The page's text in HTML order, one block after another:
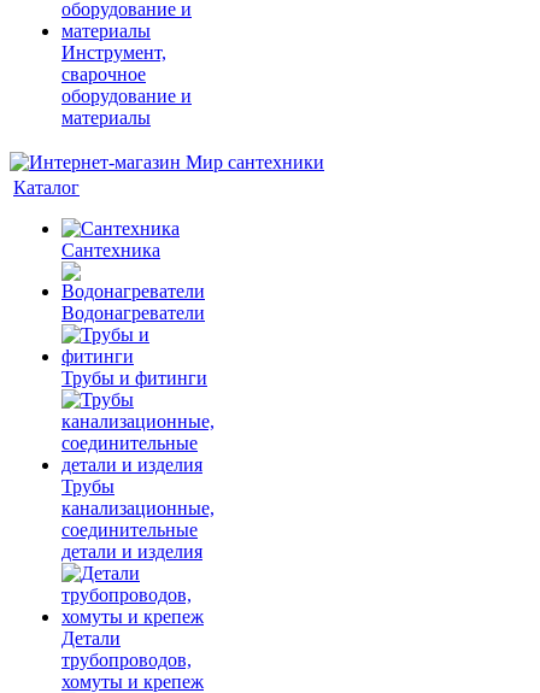
Инструмент,
сварочное
оборудование и
материалы
Каталог
Сантехника
Водонагреватели
Трубы и фитинги
Трубы
канализационные,
соединительные
детали и изделия
Детали
трубопроводов,
хомуты и крепеж